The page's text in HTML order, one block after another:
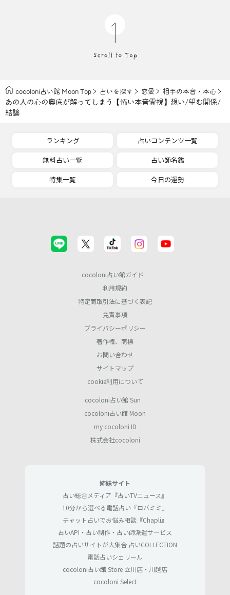
cocoloni占い館 Moon Top 占いを探す 恋愛 相手の本音・本心
あの人の心の奥底が解ってしまう【怖い本音霊視】想い/望む関係/
結論
ランキング
占いコンテンツ一覧
無料占い一覧
占い師名鑑
特集一覧
今日の運勢
cocoloni占い館ガイド
利用規約
特定商取引法に基づく表記
免責事項
プライバシーポリシー
著作権、商標
お問い合わせ
サイトマップ
cookie利用について
cocoloni占い館 Sun
cocoloni占い館 Moon
my cocoloni ID
株式会社cocoloni
姉妹サイト
占い総合メディア『占いTVニュース』
10分から選べる電話占い『ロバミミ』
チャット占いでお悩み相談『Chapli』
占いAPI・占い制作・占い師派遣サ―ビス
話題の占いサイトが大集合 占いCOLLECTION
電話占いシェリール
cocoloni占い館 Store 立川店・川越店
cocoloni Select